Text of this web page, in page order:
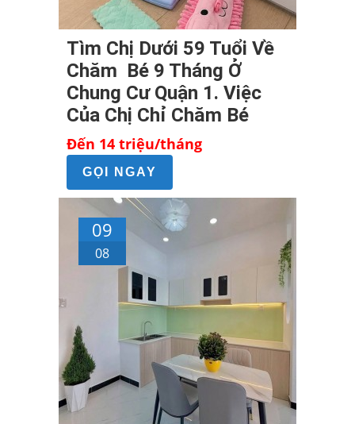
Tìm Chị Dưới 59 Tuổi Về
Chăm Bé 9 Tháng Ở
Chung Cư Quận 1. Việc
Của Chị Chỉ Chăm Bé
Đến 14 triệu/tháng
GỌI NGAY
09
08